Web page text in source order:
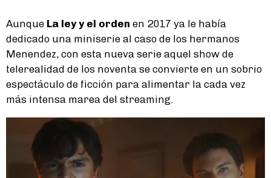
Aunque La ley y el orden en 2017 ya le había
dedicado una miniserie al caso de los hermanos
Menendez, con esta nueva serie aquel show de
telerealidad de los noventa se convierte en un sobrio
espectáculo de ficción para alimentar la cada vez
más intensa marea del streaming.